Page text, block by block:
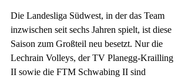
Die Landesliga Südwest, in der das Team
inzwischen seit sechs Jahren spielt, ist diese
Saison zum Großteil neu besetzt. Nur die
Lechrain Volleys, der TV Planegg-Krailling
II sowie die FTM Schwabing II sind